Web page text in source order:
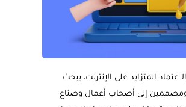
المتزايد على الإنترنت، يبحث
إلى أصحاب أعمال وصناع